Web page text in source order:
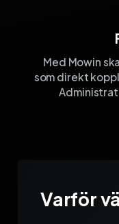
Med Mowin
som direkt
Varför